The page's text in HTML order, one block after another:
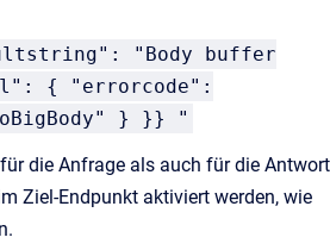
"Body buffer
{ "errorcode":
} }} "
die Anfrage als auch für die Antwort
Ziel-Endpunkt aktiviert werden, wie